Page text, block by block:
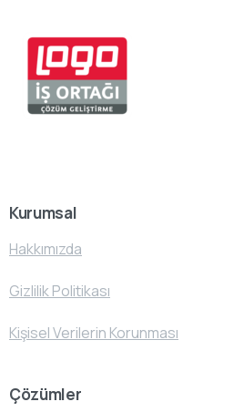
Kurumsal
Hakkımızda
Gizlilik Politikası
Kişisel Verilerin Korunması
Çözümler